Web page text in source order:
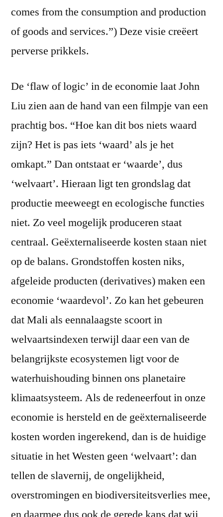
comes from the consumption and production
of goods and services.”) Deze visie creëert
perverse prikkels.
De ‘flaw of logic’ in de economie laat John
Liu zien aan de hand van een filmpje van een
prachtig bos. “Hoe kan dit bos niets waard
zijn? Het is pas iets ‘waard’ als je het
omkapt.” Dan ontstaat er ‘waarde’, dus
‘welvaart’. Hieraan ligt ten grondslag dat
productie meeweegt en ecologische functies
niet. Zo veel mogelijk produceren staat
centraal. Geëxternaliseerde kosten staan niet
op de balans. Grondstoffen kosten niks,
afgeleide producten (derivatives) maken een
economie ‘waardevol’. Zo kan het gebeuren
dat Mali als eennalaagste scoort in
welvaartsindexen terwijl daar een van de
belangrijkste ecosystemen ligt voor de
waterhuishouding binnen ons planetaire
klimaatsysteem. Als de redeneerfout in onze
economie is hersteld en de geëxternaliseerde
kosten worden ingerekend, dan is de huidige
situatie in het Westen geen ‘welvaart’: dan
tellen de slavernij, de ongelijkheid,
overstromingen en biodiversiteitsverlies mee,